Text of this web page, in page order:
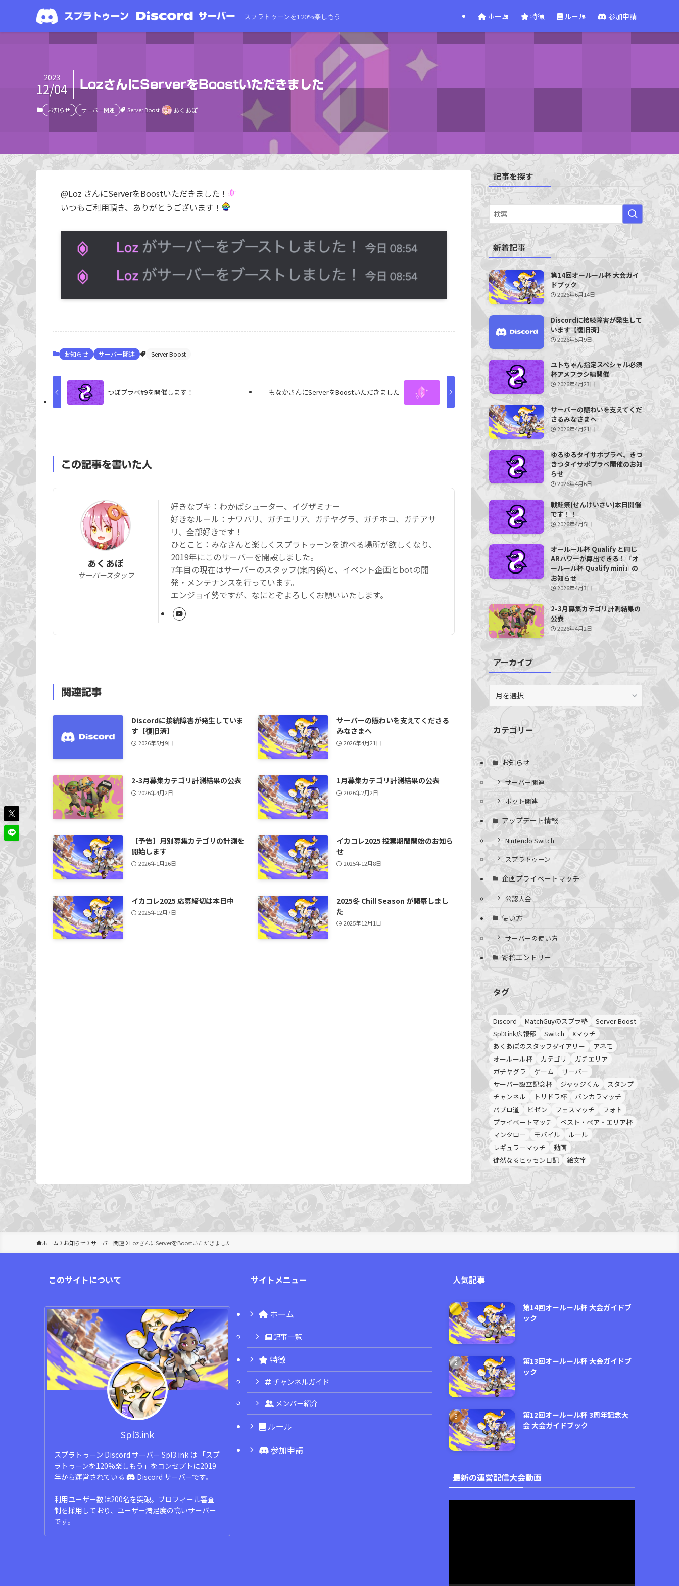
スプラトゥーンを120%楽しもう ホーム 特徴 ルール 参加申請
LozさんにServerをBoostいただきました
2023
12/04
お知らせ サーバー関連 Server Boost あくあぽ
@Loz さんにServerをBoostいただきました！
いつもご利用頂き、ありがとうございます！
お知らせ サーバー関連 Server Boost
つぼプラベ#9を開催します！ もなかさんにServerをBoostいただきました
この記事を書いた人
あくあぽ
サーバースタッフ
好きなブキ：わかばシューター、イグザミナー
好きなルール：ナワバリ、ガチエリア、ガチヤグラ、ガチホコ、ガチアサ
リ、全部好きです！
ひとこと：みなさんと楽しくスプラトゥーンを遊べる場所が欲しくなり、
2019年にこのサーバーを開設しました。
7年目の現在はサーバーのスタッフ(案内係)と、イベント企画とbotの開
発・メンテナンスを行っています。
エンジョイ勢ですが、なにとぞよろしくお願いいたします。
関連記事
Discordに接続障害が発生していま
す【復旧済】
2026年5月9日
サーバーの賑わいを支えてくださる
みなさまへ
2026年4月21日
2-3月募集カテゴリ計測結果の公表
2026年4月2日
1月募集カテゴリ計測結果の公表
2026年2月2日
【予告】月別募集カテゴリの計測を
開始します
2026年1月26日
イカコレ2025 投票期間開始のお知ら
せ
2025年12月8日
イカコレ2025 応募締切は本日中
2025年12月7日
2025冬 Chill Season が開幕しまし
た
2025年12月1日
記事を探す
新着記事
第14回オールール杯 大会ガイ
ドブック
2026年6月14日
Discordに接続障害が発生して
います【復旧済】
2026年5月9日
ユトちゃん指定スペシャル必須
杯アメフラシ編開催
2026年4月23日
サーバーの賑わいを支えてくだ
さるみなさまへ
2026年4月21日
ゆるゆるタイサポプラベ、きつ
きつタイサポプラベ開催のお知
らせ
2026年4月6日
戦鮭祭(せんけいさい)本日開催
です！！
2026年4月5日
オールール杯 Qualify と同じ
ARパワーが算出できる！「オ
ールール杯 Qualify mini」の
お知らせ
2026年4月3日
2-3月募集カテゴリ計測結果の
公表
2026年4月2日
アーカイブ
ー
ブカテゴリー
お知らせ
サーバー関連
ボット関連
アップデート情報
Nintendo Switch
スプラトゥーン
企画プライベートマッチ
公認大会
使い方
サーバーの使い方
寄稿エントリー
タグ
Discord MatchGuyのスプラ塾
Server Boost
Spl3.ink広報部
Switch
Xマッチ
あくあぽのスタッフダイアリー
アネモ
オールール杯
カテゴリ
ガチエリア
ガチヤグラ
ゲーム
サーバー
サーバー設立記念杯
ジャッジくん
スタンプ
チャンネル
トリドラ杯
バンカラマッチ
パブロ道
ビゼン フェスマッチ
フォト
プライベートマッチ
ベスト・ペア・エリア杯
マンタロー
モバイル
ルール
レギュラーマッチ
動画
徒然なるヒッセン日記
絵文字
ホーム お知らせ サーバー関連 LozさんにServerをBoostいただきました
このサイトについて
Spl3.ink
スプラトゥーン Discord サーバー Spl3.ink は 「スプ
ラトゥーンを120%楽しもう」をコンセプトに2019
年から運営されている
Discord サーバーです。
利用ユーザー数は200名を突破。プロフィール審査
制を採用しており、ユーザー満足度の高いサーバー
です。
サイトメニュー
ホーム
記事一覧
特徴
チャンネルガイド
メンバー紹介
ルール
参加申請
人気記事
第14回オールール杯 大会ガイドブ
ック
第13回オールール杯 大会ガイドブ
ック
第12回オールール杯 3周年記念大
会 大会ガイドブック
最新の運営配信大会動画